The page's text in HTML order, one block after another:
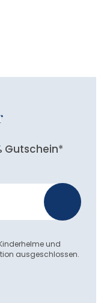
Gutschein*
und
ausgeschlossen.